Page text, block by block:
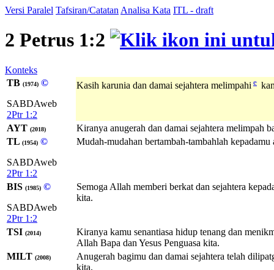
Versi Paralel Tafsiran/Catatan Analisa Kata ITL - draft
2 Petrus 1:2
Konteks
TB (1974) ©
SABDAweb
2Ptr 1:2
Kasih karunia dan damai sejahtera melimpahi e
AYT (2018)
Kiranya anugerah dan damai sejahtera melimpah
TL (1954) ©
SABDAweb
2Ptr 1:2
Mudah-mudahan bertambah-tambahlah
BIS (1985) ©
SABDAweb
2Ptr 1:2
Semoga Allah memberi berkat dan sejahtera
kita.
TSI (2014)
Kiranya kamu senantiasa hidup tenang dan
Allah Bapa dan Yesus Penguasa kita.
MILT (2008)
Anugerah bagimu dan damai sejahtera telah
kita.